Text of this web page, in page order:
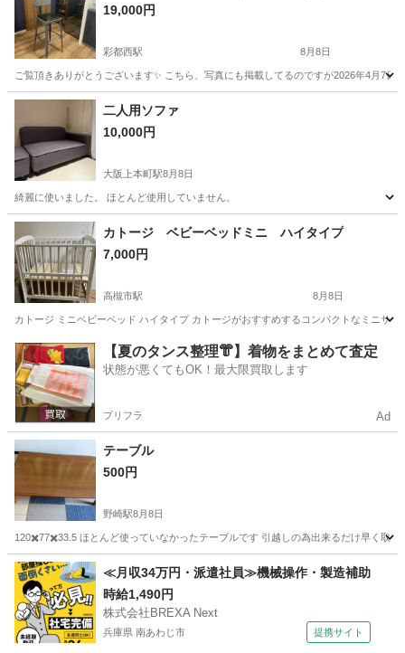
19,000円
彩都西駅 8月8日
ご覧頂きありがとうございます✨ こちら、写真にも掲載してるのですが2026年4月7
大阪 箕面市 彩都西駅
二人用ソファ
10,000円
大阪上本町駅8月8日
綺麗に使いました。 ほとんど使用していません。
大阪 大阪市 大阪上本町駅 ソファ
カトージ ベビーベッドミニ ハイタイプ
7,000円
高槻市駅 8月8日
カトージ ミニベビーベッド ハイタイプ カトージがおすすめするコンパクトなミニサ
大阪 高槻市 高槻市駅 ベッド カトージ
【夏のタンス整理👘】着物をまとめて査定
状態が悪くてもOK！最大限買取します
プリフラ Ad
テーブル
500円
野崎駅8月8日
120✖️77✖️33.5 ほとんど使っていなかったテーブルです 引越しの為出来るだけ早く取り
大阪 門真市 野崎駅 テーブル
≪月収34万円・派遣社員≫機械操作・製造補助
時給1,490円
株式会社BREXA Next
兵庫県 南あわじ市 提携サイト